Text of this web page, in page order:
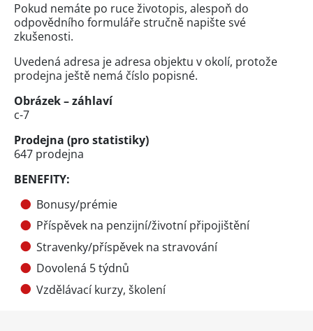
Pokud nemáte po ruce životopis, alespoň do
odpovědního formuláře stručně napište své
zkušenosti.
Uvedená adresa je adresa objektu v okolí, protože
prodejna ještě nemá číslo popisné.
Obrázek – záhlaví
c-7
Prodejna (pro statistiky)
647 prodejna
BENEFITY:
Bonusy/prémie
Příspěvek na penzijní/životní připojištění
Stravenky/příspěvek na stravování
Dovolená 5 týdnů
Vzdělávací kurzy, školení